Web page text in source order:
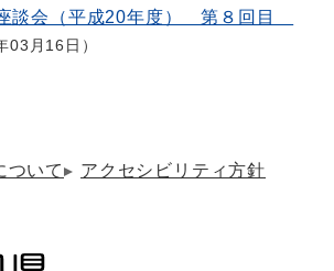
座談会（平成20年度） 第８回目
03月16日
ついて
アクセシビリティ方針